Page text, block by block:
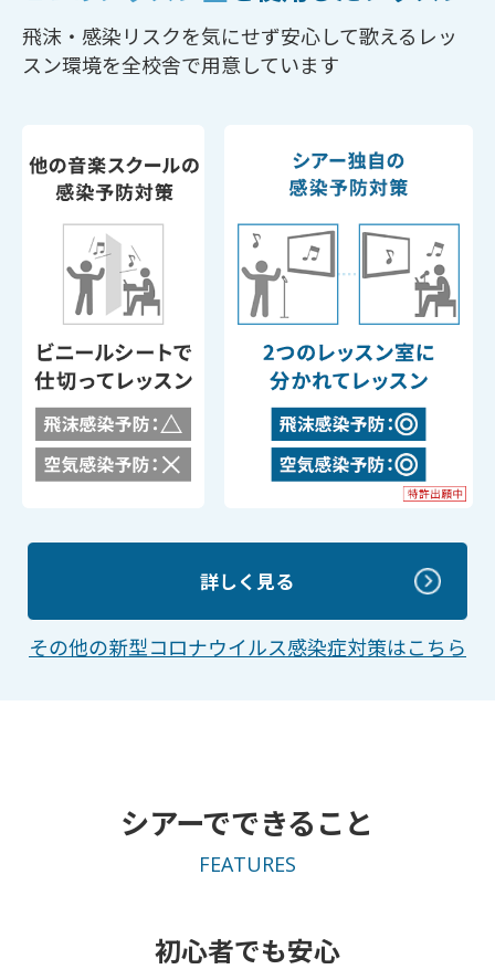
飛沫・感染リスクを気にせず安心して歌えるレッ
スン環境を全校舎で用意しています
詳しく見る
その他の新型コロナウイルス感染症対策はこちら
シアーでできること
FEATURES
初心者でも安心